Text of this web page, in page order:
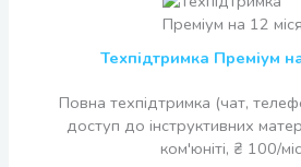
Техпідтримка Преміум
Повна техпідтримка (чат,
доступ до інструктивних
ком'юніті, ₴ 100/